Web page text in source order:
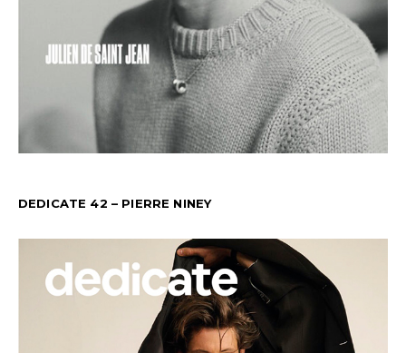
DEDICATE 42 – PIERRE NINEY